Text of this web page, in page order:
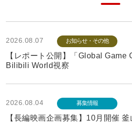
2026.08.07 お知らせ・その他
【レポート公開】「Global Game
Bilibili World視察
2026.08.04 募集情報
【長編映画企画募集】10月開催